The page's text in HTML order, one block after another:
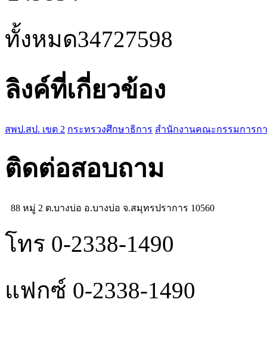
ทั้งหมด34727598
ลิงค์ที่เกี่ยวข้อง
สพป.สป. เขต 2 กระทรวงศึกษาธิการ สำนักงานคณะกรรมการก
ติดต่อสอบถาม
88 หมู่ 2 ต.บางบ่อ อ.บางบ่อ จ.สมุทรปราการ 10560
โทร 0-2338-1490
แฟกซ์ 0-2338-1490